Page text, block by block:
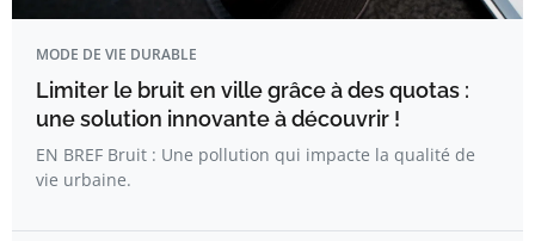
MODE DE VIE DURABLE
Limiter le bruit en ville grâce à des quotas :
une solution innovante à découvrir !
EN BREF Bruit : Une pollution qui impacte la qualité de
vie urbaine.